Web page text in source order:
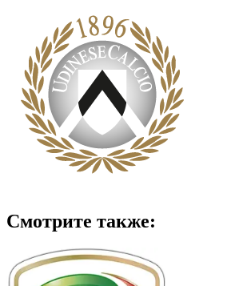
Смотрите также: